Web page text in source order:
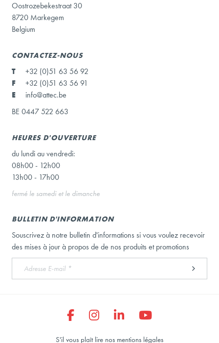
Oostrozebekestraat 30
8720 Markegem
Belgium
CONTACTEZ-NOUS
T
+32 (0)51 63 56 92
F
+32 (0)51 63 56 91
E
info@attec.be
BE 0447 522 663
HEURES D'OUVERTURE
du lundi au vendredi:
08h00 - 12h00
13h00 - 17h00
fermé le samedi et le dimanche
BULLETIN D'INFORMATION
Souscrivez à notre bulletin d'informations si vous voulez recevoir
des mises à jour à propos de de nos produits et promotions
S'il vous plaît lire nos mentions légales